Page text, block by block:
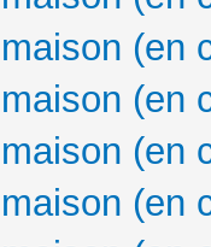
(en
(en
(en
(en